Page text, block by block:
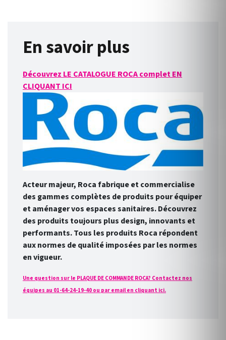
En savoir plus
Découvrez LE CATALOGUE ROCA complet EN
CLIQUANT ICI
Acteur majeur, Roca fabrique et commercialise
des gammes complètes de produits pour équiper
et aménager vos espaces sanitaires. Découvrez
des produits toujours plus design, innovants et
performants. Tous les produits Roca répondent
aux normes de qualité imposées par les normes
en vigueur.
Une question sur le PLAQUE DE COMMANDE ROCA? Contactez nos
équipes au 01-64-24-19-40 ou par email en cliquant ici.